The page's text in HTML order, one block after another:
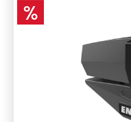
Rabatt
%